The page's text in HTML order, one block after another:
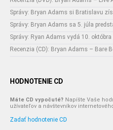
Správy: Bryan Adams si Bratislavu
Správy: Bryan Adams sa 5. júla
Správy: Ryan Adams vydá 10.
Recenzia (CD): Bryan Adams – Bare
HODNOTENIE CD
Máte CD vypočuté? Napíšte Vaše
užívateľov a návštevníkov
Zadať hodnotenie CD